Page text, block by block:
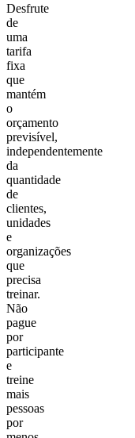
Desfrute
de
uma
tarifa
fixa
que
mantém
o
orçamento
previsível,
independentemente
da
quantidade
de
clientes,
unidades
e
organizações
que
precisa
treinar.
Não
pague
por
participante
e
treine
mais
pessoas
por